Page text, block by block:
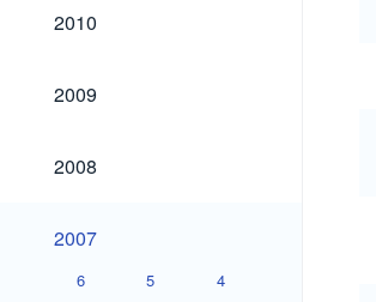
2010
2010
2009
2009
2008
2008
2007
2007
6 5 4